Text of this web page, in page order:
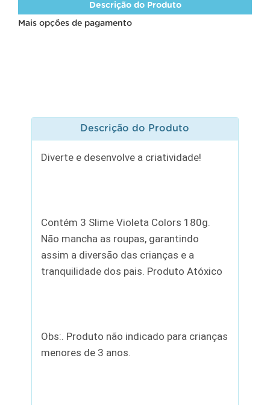
Descrição do Produto
Mais opções de pagamento
Descrição do Produto
Diverte e desenvolve a criatividade!
Contém 3 Slime Violeta Colors 180g.
Não mancha as roupas, garantindo
assim a diversão das crianças e a
tranquilidade dos pais. Produto Atóxico
Obs:. Produto não indicado para crianças
menores de 3 anos.